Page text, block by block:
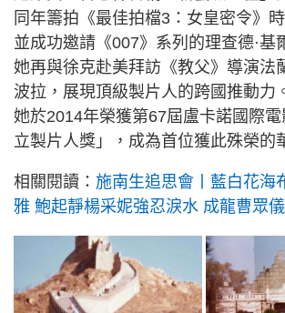
同年籌拍《最佳拍檔3：女皇密令》
並成功邀請《007》系列的理查德·基
她再與徐克赴美拜訪《教父》導演法
波拉，展現頂級製片人的跨國推動力
她於2014年榮獲第67屆盧卡諾國際
立製片人獎」，成為首位獲此殊榮的
相關閱讀： 施南生追思會丨藍白花海
雅 鮑起靜楊采妮強忍淚水 成龍曹眾